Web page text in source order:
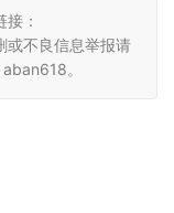
接：
或不良信息举报请
。